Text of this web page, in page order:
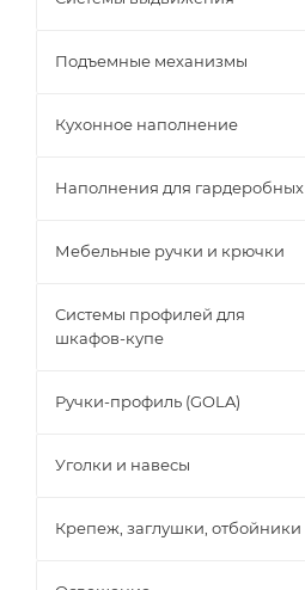
Подъемные механизмы
Кухонное наполнение
Наполнения для гардеробных
Мебельные ручки и крючки
Системы профилей для
шкафов-купе
Ручки-профиль (GOLA)
Уголки и навесы
Крепеж, заглушки, отбойники